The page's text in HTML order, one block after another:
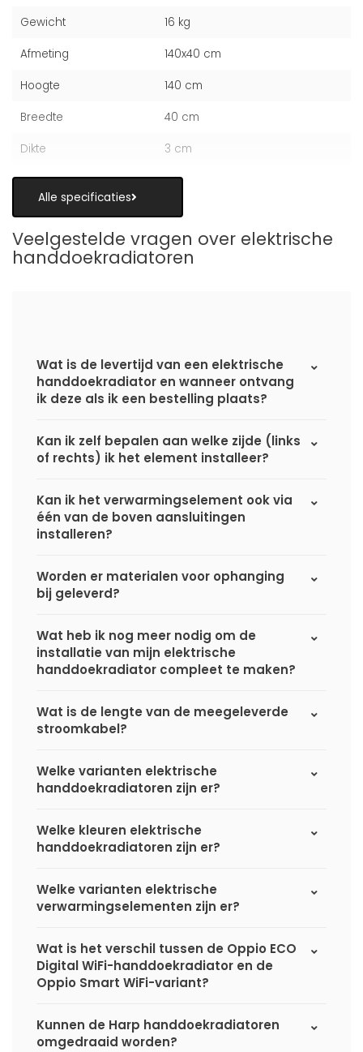
Gewicht 16 kg
Afmeting 140x40 cm
Hoogte 140 cm
Breedte 40 cm
Dikte 3 cm
Alle specificaties
Veelgestelde vragen over elektrische
handdoekradiatoren
Wat is de levertijd van een elektrische
handdoekradiator en wanneer ontvang
ik deze als ik een bestelling plaats?
Kan ik zelf bepalen aan welke zijde (links
of rechts) ik het element installeer?
Kan ik het verwarmingselement ook via
één van de boven aansluitingen
installeren?
Worden er materialen voor ophanging
bij geleverd?
Wat heb ik nog meer nodig om de
installatie van mijn elektrische
handdoekradiator compleet te maken?
Wat is de lengte van de meegeleverde
stroomkabel?
Welke varianten elektrische
handdoekradiatoren zijn er?
Welke kleuren elektrische
handdoekradiatoren zijn er?
Welke varianten elektrische
verwarmingselementen zijn er?
Wat is het verschil tussen de Oppio ECO
Digital WiFi-handdoekradiator en de
Oppio Smart WiFi-variant?
Kunnen de Harp handdoekradiatoren
omgedraaid worden?